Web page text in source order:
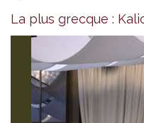
La plus grecque :